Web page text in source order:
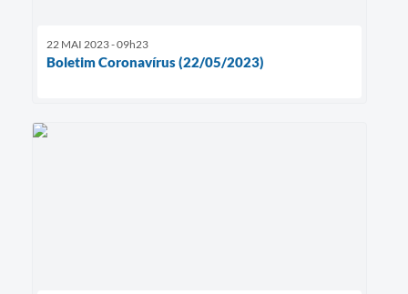
22 MAI 2023 - 09h23
Boletim Coronavírus (22/05/2023)